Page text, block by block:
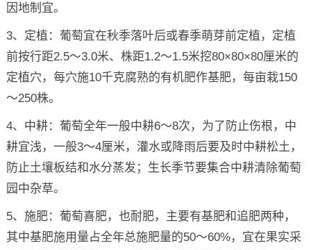
因地制宜。
3、定植：葡萄宜在秋季落叶后或春季萌芽前定植，定植
前按行距2.5～3.0米、株距1.2～1.5米挖80×80×80厘米的
定植穴，每穴施10千克腐熟的有机肥作基肥，每亩栽150
～250株。
4、中耕：葡萄全年一般中耕6～8次，为了防止伤根，中
耕宜浅，一般3～4厘米，灌水或降雨后要及时中耕松土，
防止土壤板结和水分蒸发；生长季节要集合中耕清除葡萄
园中杂草。
5、施肥：葡萄喜肥，也耐肥，主要有基肥和追肥两种，
其中基肥施用量占全年总施肥量的50～60%，宜在果实采